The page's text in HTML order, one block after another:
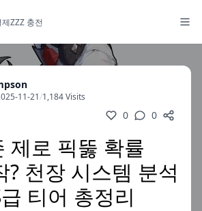
ZZZ 충전
11-21/1,184 Visits
0 0
제로 픽뚫 확률
? 천장 시스템 분석
티어 총정리